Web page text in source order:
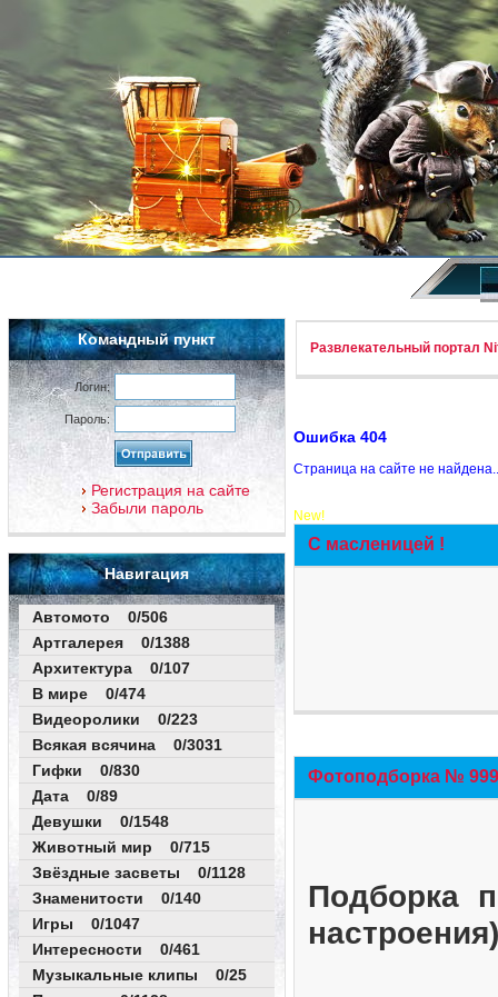
Командный пункт
Логин:
Пароль:
Регистрация на сайте
Забыли пароль
Навигация
Автомото 0/506
Артгалерея 0/1388
Архитектура 0/107
В мире 0/474
Видеоролики 0/223
Всякая всячина 0/3031
Гифки 0/830
Дата 0/89
Девушки 0/1548
Животный мир 0/715
Звёздные засветы 0/1128
Знаменитости 0/140
Игры 0/1047
Интересности 0/461
Музыкальные клипы 0/25
Развлекательный портал
Ошибка 404
Страница на сайте не
New!
С масленицей !
Фотоподборка №
Подборка